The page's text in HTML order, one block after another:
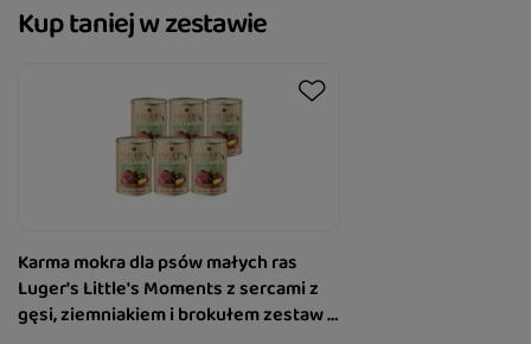
Kup taniej w zestawie
Karma mokra dla psów małych ras
Luger's Little's Moments z sercami z
gęsi, ziemniakiem i brokułem zestaw 6